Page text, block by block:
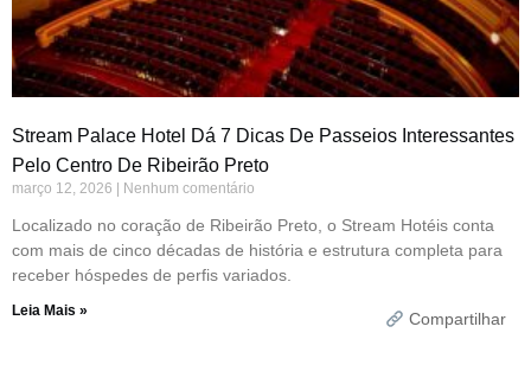
Stream Palace Hotel Dá 7 Dicas De Passeios Interessantes
Pelo Centro De Ribeirão Preto
março 12, 2026 Nenhum comentário
Localizado no coração de Ribeirão Preto, o Stream Hotéis conta
com mais de cinco décadas de história e estrutura completa para
receber hóspedes de perfis variados.
Leia Mais » Compartilhar